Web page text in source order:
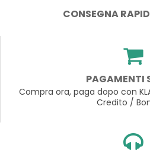
CONSEGNA
PAGAMENTI
Compra ora, paga dopo con
Credito /